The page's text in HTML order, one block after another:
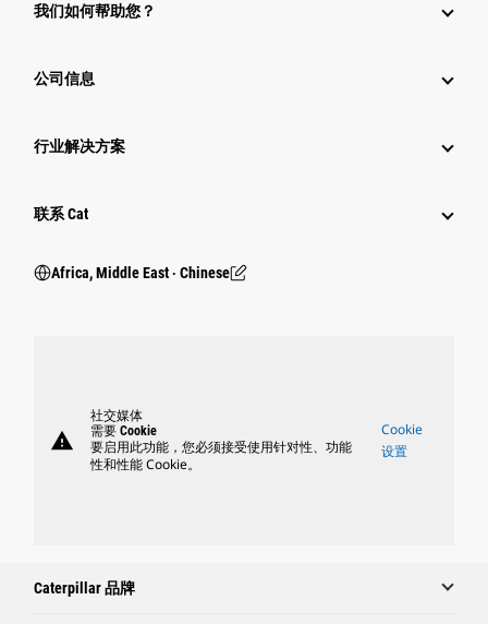
我们如何帮助您？
公司信息
行业解决方案
联系 Cat
Africa, Middle East ‧ Chinese
warning
社交媒体
需要 Cookie
要启用此功能，您必须接受使用针对性、功能
性和性能 Cookie。
Cookie
设置
Caterpillar 品牌